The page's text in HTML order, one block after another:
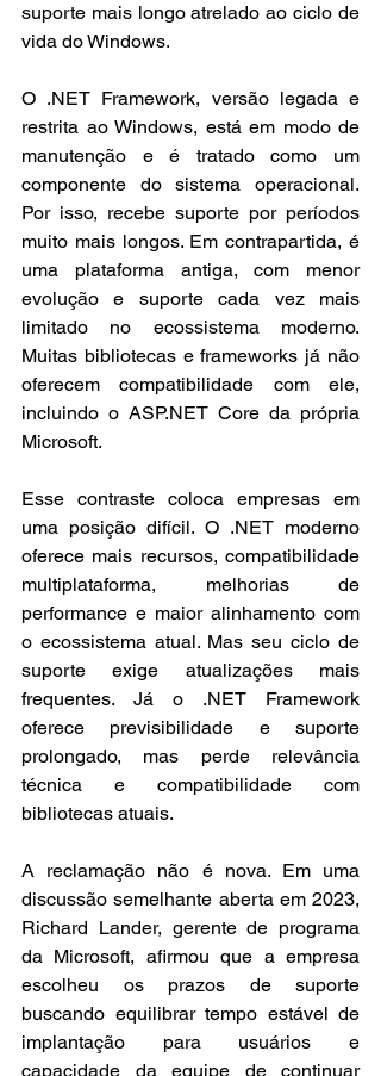
suporte mais longo atrelado ao ciclo de
vida do Windows.
O .NET Framework, versão legada e
restrita ao Windows, está em modo de
manutenção e é tratado como um
componente do sistema operacional.
Por isso, recebe suporte por períodos
muito mais longos. Em contrapartida, é
uma plataforma antiga, com menor
evolução e suporte cada vez mais
limitado no ecossistema moderno.
Muitas bibliotecas e frameworks já não
oferecem compatibilidade com ele,
incluindo o ASP.NET Core da própria
Microsoft.
Esse contraste coloca empresas em
uma posição difícil. O .NET moderno
oferece mais recursos, compatibilidade
multiplataforma, melhorias de
performance e maior alinhamento com
o ecossistema atual. Mas seu ciclo de
suporte exige atualizações mais
frequentes. Já o .NET Framework
oferece previsibilidade e suporte
prolongado, mas perde relevância
técnica e compatibilidade com
bibliotecas atuais.
A reclamação não é nova. Em uma
discussão semelhante aberta em 2023,
Richard Lander, gerente de programa
da Microsoft, afirmou que a empresa
escolheu os prazos de suporte
buscando equilibrar tempo estável de
implantação para usuários e
capacidade da equipe de continuar